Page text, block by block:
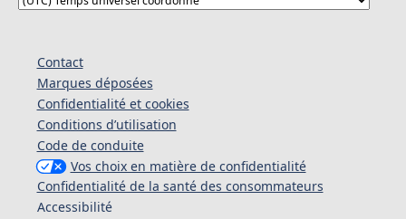
Contact
Marques déposées
Confidentialité et cookies
Conditions d’utilisation
Code de conduite
Vos choix en matière de confidentialité
Confidentialité de la santé des consommateurs
Accessibilité